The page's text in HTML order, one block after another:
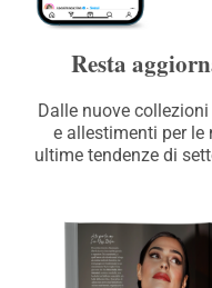
Resta
Dalle nuove
e allestimenti per le
ultime tendenze di